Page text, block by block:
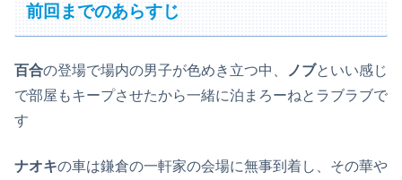
前回までのあらすじ
百合の登場で場内の男子が色めき立つ中、 ノブといい感じ
で部屋もキープさせたから一緒に泊まろーねとラブラブで
す
ナオキの車は鎌倉の一軒家の会場に無事到着し、その華や